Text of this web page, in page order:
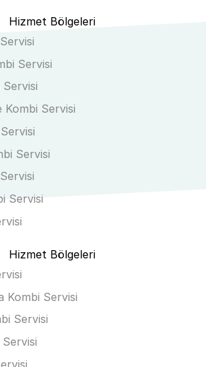
Hizmet Bölgeleri
Servisi
Kombi Servisi
Servisi
Servisi
Hizmet Bölgeleri
Kombi Servisi
Servisi
Servisi